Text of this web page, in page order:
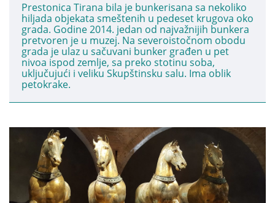
Prestonica Tirana bila je bunkerisana sa nekoliko
hiljada objekata smeštenih u pedeset krugova oko
grada. Godine 2014. jedan od najvažnijih bunkera
pretvoren je u muzej. Na severoistočnom obodu
grada je ulaz u sačuvani bunker građen u pet
nivoa ispod zemlje, sa preko stotinu soba,
uključujući i veliku Skupštinsku salu. Ima oblik
petokrake.